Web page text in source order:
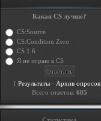
Какая CS лучше?
CS:Source
CS:Condition Zero
CS 1.6
Я не играю в CS
[ Результаты · Архив опросов
Всего ответов: 685